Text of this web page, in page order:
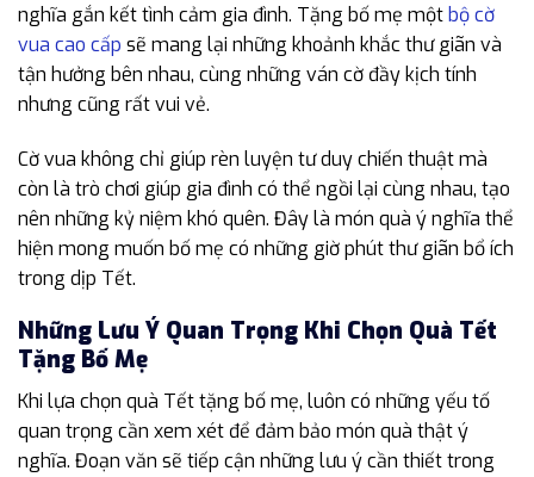
nghĩa gắn kết tình cảm gia đình. Tặng bố mẹ một bộ cờ
vua cao cấp sẽ mang lại những khoảnh khắc thư giãn và
tận hưởng bên nhau, cùng những ván cờ đầy kịch tính
nhưng cũng rất vui vẻ.
Cờ vua không chỉ giúp rèn luyện tư duy chiến thuật mà
còn là trò chơi giúp gia đình có thể ngồi lại cùng nhau, tạo
nên những kỷ niệm khó quên. Đây là món quà ý nghĩa thể
hiện mong muốn bố mẹ có những giờ phút thư giãn bổ ích
trong dịp Tết.
Những Lưu Ý Quan Trọng Khi Chọn Quà Tết
Tặng Bố Mẹ
Khi lựa chọn quà Tết tặng bố mẹ, luôn có những yếu tố
quan trọng cần xem xét để đảm bảo món quà thật ý
nghĩa. Đoạn văn sẽ tiếp cận những lưu ý cần thiết trong